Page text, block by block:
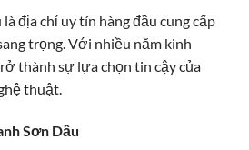
địa chỉ uy tín hàng đầu cung cấp
trọng. Với nhiều năm kinh
thành sự lựa chọn tin cậy của
thuật.
Sơn Dầu